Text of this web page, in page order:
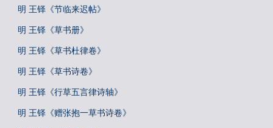
明 王铎《节临来迟帖》
明 王铎《草书册》
明 王铎《草书杜律卷》
明 王铎《草书诗卷》
明 王铎《行草五言律诗轴》
明 王铎《赠张抱一草书诗卷》